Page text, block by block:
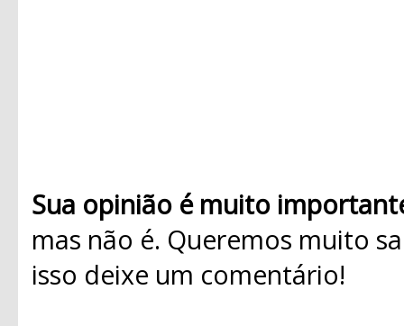
Sua opinião é muito
mas não é. Queremos muito
isso deixe um comentário!